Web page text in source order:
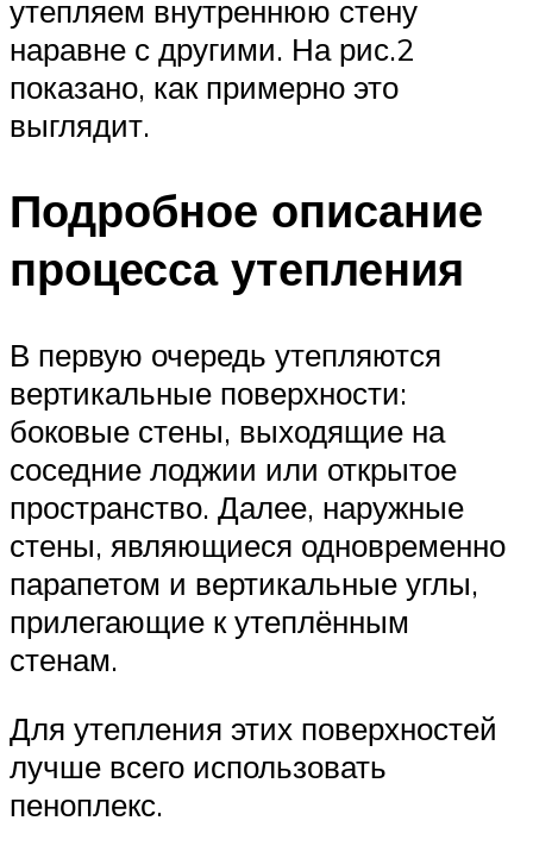
утепляем внутреннюю стену
наравне с другими. На рис.2
показано, как примерно это
выглядит.
Подробное описание
процесса утепления
В первую очередь утепляются
вертикальные поверхности:
боковые стены, выходящие на
соседние лоджии или открытое
пространство. Далее, наружные
стены, являющиеся одновременно
парапетом и вертикальные углы,
прилегающие к утеплённым
стенам.
Для утепления этих поверхностей
лучше всего использовать
пеноплекс.